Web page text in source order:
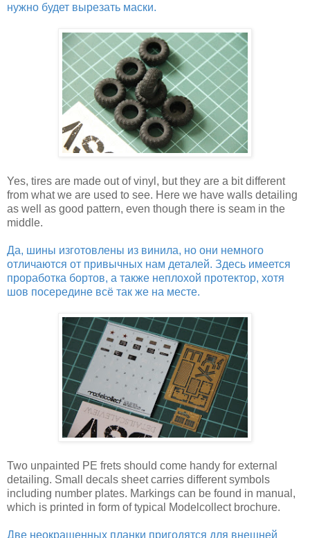
нужно будет вырезать маски.
Yes, tires are made out of vinyl, but they are a bit different
from what we are used to see. Here we have walls detailing
as well as good pattern, even though there is seam in the
middle.
Да, шины изготовлены из винила, но они немного
отличаются от привычных нам деталей. Здесь имеется
проработка бортов, а также неплохой протектор, хотя
шов посередине всё так же на месте.
Two unpainted PE frets should come handy for external
detailing. Small decals sheet carries different symbols
including number plates. Markings can be found in manual,
which is printed in form of typical Modelcollect brochure.
Две неокрашенных планки пригодятся для внешней